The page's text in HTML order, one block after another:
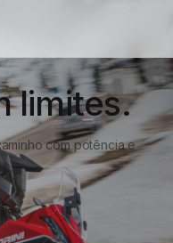
limites.
com potência e